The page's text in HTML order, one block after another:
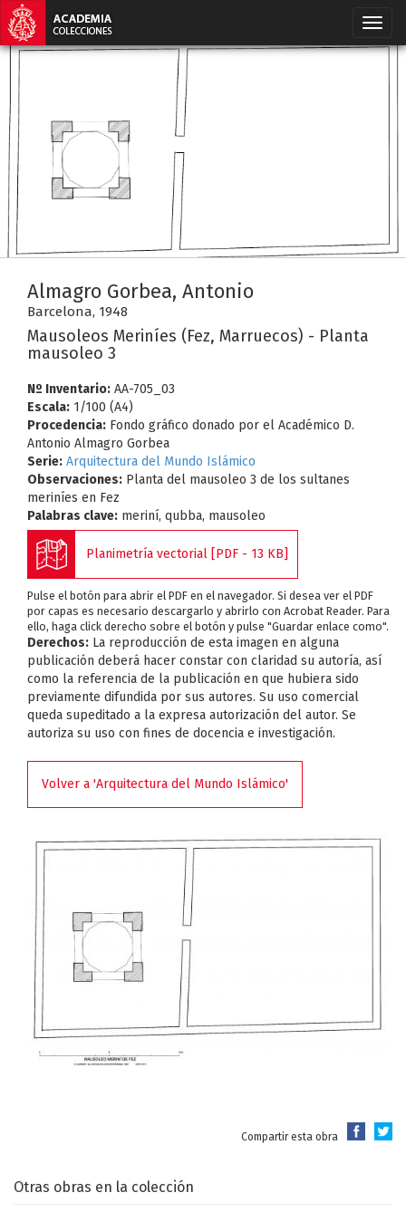
Almagro Gorbea, Antonio
Barcelona, 1948
Mausoleos Meriníes (Fez, Marruecos) - Planta
mausoleo 3
Nº Inventario: AA-705_03
Escala: 1/100 (A4)
Procedencia: Fondo gráfico donado por el Académico D.
Antonio Almagro Gorbea
Serie: Arquitectura del Mundo Islámico
Observaciones: Planta del mausoleo 3 de los sultanes
meriníes en Fez
Palabras clave: meriní, qubba, mausoleo
Planimetría vectorial [PDF - 13 KB]
Pulse el botón para abrir el PDF en el navegador. Si desea ver el PDF
por capas es necesario descargarlo y abrirlo con Acrobat Reader. Para
ello, haga click derecho sobre el botón y pulse "Guardar enlace como".
Derechos: La reproducción de esta imagen en alguna
publicación deberá hacer constar con claridad su autoría, así
como la referencia de la publicación en que hubiera sido
previamente difundida por sus autores. Su uso comercial
queda supeditado a la expresa autorización del autor. Se
autoriza su uso con fines de docencia e investigación.
Volver a 'Arquitectura del Mundo Islámico'
Compartir esta obra
Otras obras en la colección